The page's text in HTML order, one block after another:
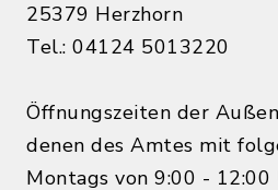
25379 Herzhorn
Tel.: 04124 5013220
Öffnungszeiten der
denen des Amtes mit
Montags von 9:00 - 12:00